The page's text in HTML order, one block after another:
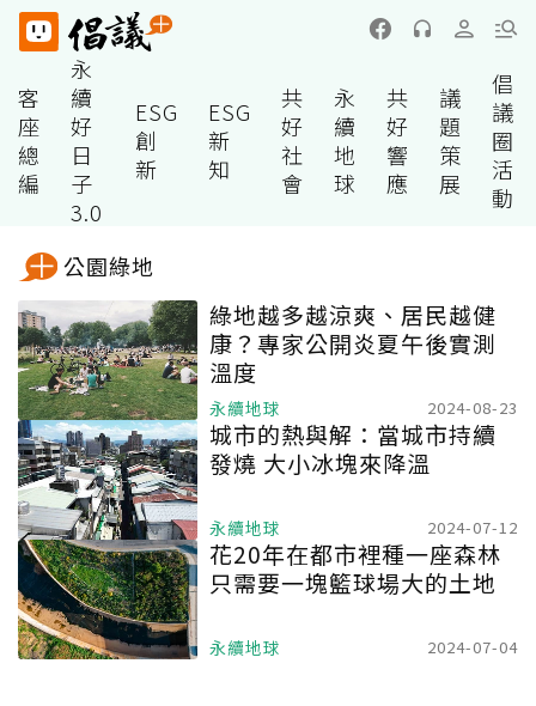
客
座
總
編
永
續
好
日
子
3.0
ESG
創
新
ESG
新
知
共
好
社
會
永
續
地
球
共
好
響
應
議
題
策
展
倡
議
圈
活
動
公園綠地
綠地越多越涼爽、居民越健
康？專家公開炎夏午後實測
溫度
永續地球 2024-08-23
城市的熱與解：當城市持續
發燒 大小冰塊來降溫
永續地球 2024-07-12
花20年在都市裡種一座森林
只需要一塊籃球場大的土地
永續地球 2024-07-04